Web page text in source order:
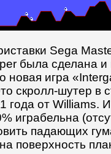
Sega
была сделана
новая игра
скролл-шутер в
года от Williams.
играбельна
падающих
поверхность